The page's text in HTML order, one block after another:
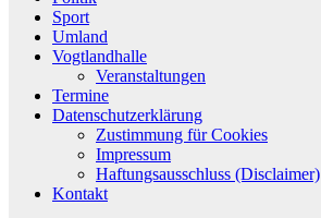
Sport
Umland
Vogtlandhalle
Veranstaltungen
Termine
Datenschutzerklärung
Zustimmung für Cookies
Impressum
Haftungsausschluss (Disclaimer)
Kontakt